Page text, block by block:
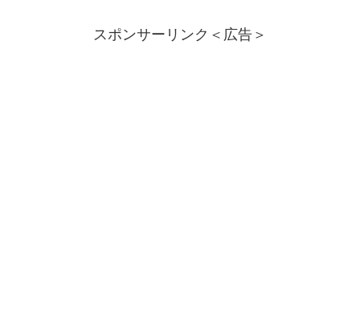
スポンサーリンク＜広告＞